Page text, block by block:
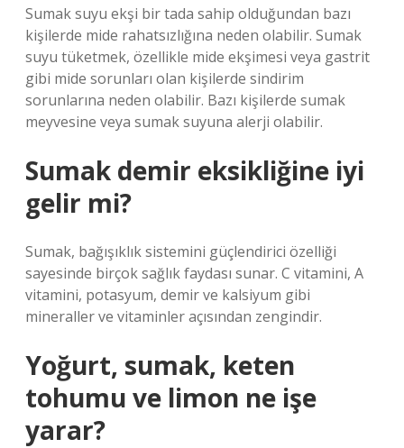
Sumak suyu ekşi bir tada sahip olduğundan bazı
kişilerde mide rahatsızlığına neden olabilir. Sumak
suyu tüketmek, özellikle mide ekşimesi veya gastrit
gibi mide sorunları olan kişilerde sindirim
sorunlarına neden olabilir. Bazı kişilerde sumak
meyvesine veya sumak suyuna alerji olabilir.
Sumak demir eksikliğine iyi
gelir mi?
Sumak, bağışıklık sistemini güçlendirici özelliği
sayesinde birçok sağlık faydası sunar. C vitamini, A
vitamini, potasyum, demir ve kalsiyum gibi
mineraller ve vitaminler açısından zengindir.
Yoğurt, sumak, keten
tohumu ve limon ne işe
yarar?